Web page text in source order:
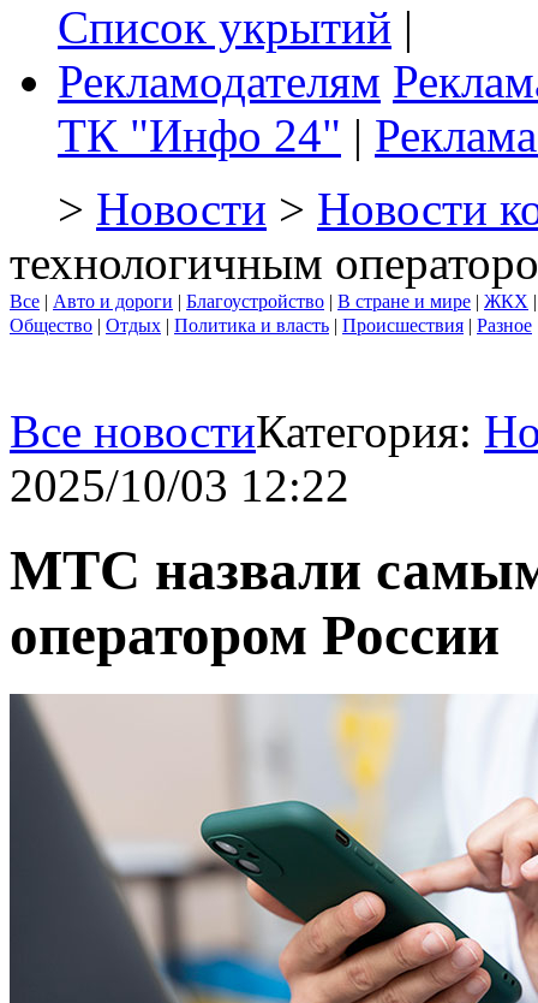
Список укрытий |
Рекламодателям
ТК "Инфо 24" |
> Новости > Новости
технологичным
Все | Авто и дороги | Благоустройство | В стране и мире | ЖКХ
Общество | Отдых | Политика и власть | Происшествия | Разное
Все новостиКатегория:
2025/10/03 12:22
МТС назвали
оператором России